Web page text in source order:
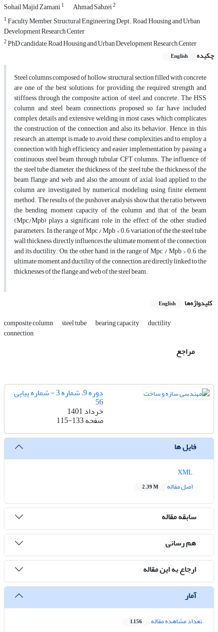
Sohail Majid Zamani1 Ahmad Sabzei2
1Faculty Member, Structural Engineering Dept., Road, Housing and Urban
Development Research Center
2PhD candidate, Road Housing and Urban Development Research Center
چکیده
English
Steel columns composed of hollow structural section filled with concrete
are one of the best solutions for providing the required strength and
stiffness through the composite action of steel and concrete. The HSS
column and steel beam connections proposed so far have included
complex details and extensive welding in most cases, which complicates
the construction of the connection and also its behavior. Hence, in this
research, an attempt is made to avoid these complexities and to employ a
connection with high efficiency and easier implementation by passing a
continuous steel beam through tubular CFT columns. The influence of
the steel tube diameter, the thickness of the steel tube, the thickness of the
beam flange and web and also the amount of axial load applied to the
column are investigated by numerical modeling using finite element
method. The results of the pushover analysis show that the ratio between
the bending moment capacity of the column and that of the beam
(Mpc/Mpb) plays a significant role in the effect of the other studied
parameters. In the range of Mpc / Mpb‌ < 0.6, variation of the the steel tube
wall thickness directly influences the ultimate moment of the connection
and its ductility. On the other hand, in the range of Mpc / Mpb > 0.6, the
ultimate moment and ductility of the connection are directly linked to the
thicknesses of the flange and web of the steel beam.
کلیدواژه‌ها English
composite column steel tube bearing capacity ductility
connection
مراجع
دوره 9، شماره 3 - شماره پیاپی
56
خرداد 1401
صفحه115-133
فایل ها
اصل مقاله
2.39 M
سابقه مقاله
هم رسانی
ارجاع به این مقاله
آمار
تعداد مشاهده مقاله 1,156